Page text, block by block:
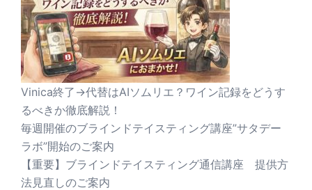
Vinica終了→代替はAIソムリエ？ワイン記録をどうす
るべきか徹底解説！
毎週開催のブラインドテイスティング講座”サタデー
ラボ”開始のご案内
【重要】ブラインドテイスティング通信講座 提供方
法見直しのご案内